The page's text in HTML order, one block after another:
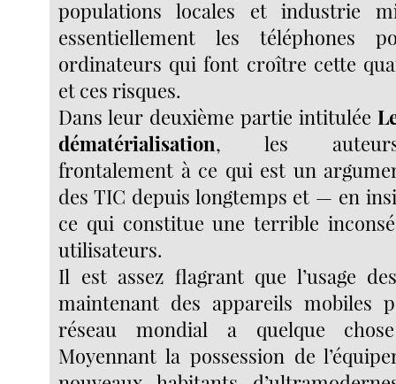
populations locales et industrie
essentiellement les téléphones
ordinateurs qui font croître cette
et ces risques.
Dans leur deuxième partie intitulée
dématérialisation, les auteurs
frontalement à ce qui est un
des TIC depuis longtemps et — en
ce qui constitue une terrible
utilisateurs.
Il est assez flagrant que l’usage
maintenant des appareils mobiles
réseau mondial a quelque
Moyennant la possession de